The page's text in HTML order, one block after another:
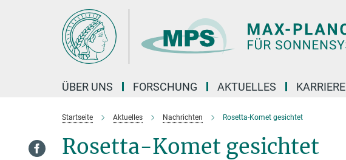
ÜBER UNS FORSCHUNG AKTUELLES KARRIERE
Startseite Aktuelles Nachrichten Rosetta-Komet gesichtet
Rosetta-Komet gesichtet